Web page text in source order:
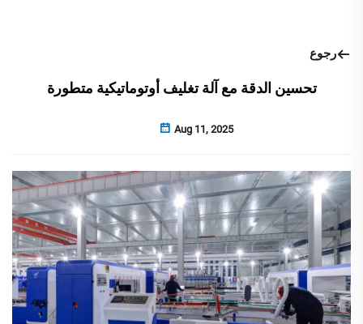
رجوع
تحسين الدقة مع آلة تغليف أوتوماتيكية متطورة
Aug 11, 2025